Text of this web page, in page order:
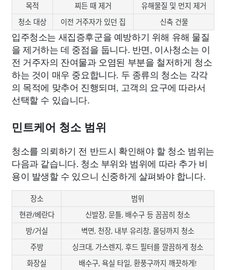
목적
찌든 때 제거
유해물질 및 먼지 제거
청소 대상
이전 거주자가 있던 집 신축 건물
입주청소는 새집증후군을 예방하기 위해 유해 물질
을 제거하는 데 중점을 둡니다. 반면, 이사청소는 이
전 거주자의 잔여물과 오염된 부분을 철저하게 청소
하는 것이 매우 중요합니다. 두 종류의 청소는 각각
의 목적에 맞추어 진행되며, 고객의 요구에 따라서
선택할 수 있습니다.
민트케어 청소 범위
청소를 의뢰하기 전 반드시 확인해야 할 청소 범위는
다음과 같습니다. 청소 부위와 범위에 따라 추가 비
용이 발생할 수 있으니 신중하게 살펴봐야 합니다.
장소
범위
현관/베란다
신발장, 문틀, 배수구 등 꼼꼼히 청소
방/거실
벽면, 천장, 내부 유리창, 몰딩까지 청소
주방
싱크대, 가스렌지, 후드 필터를 깔끔하게 청소
화장실
배수구, 욕실 타일, 환풍구까지 깨끗하게!